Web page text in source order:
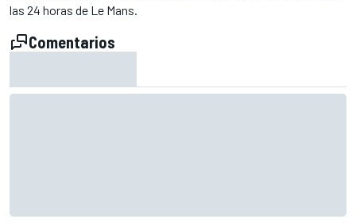
las 24 horas de Le Mans.
Comentarios